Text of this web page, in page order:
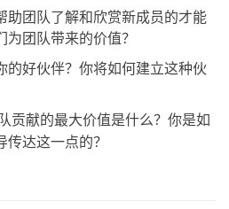
助团队了解和欣赏新成员的才能
团队带来的价值？
的好伙伴？你将如何建立这种伙
贡献的最大价值是什么？你是如
达这一点的？